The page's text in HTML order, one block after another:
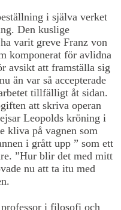
i själva verket
Den kuslige
varit greve Franz von
komponerat för avlidna
avsikt att framställa sig
än var så accepterade
tillfälligt åt sidan.
att skriva operan
Leopolds kröning i
kliva på vagnen som
i grått upp ” som ett
”Hur blir det med mitt
nu att ta itu med
i filosofi och